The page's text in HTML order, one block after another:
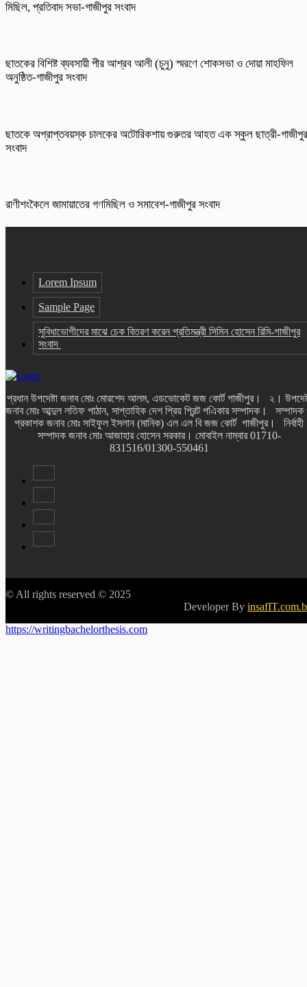
মিছিল, প্রতিবাদ সভা-গাজীপুর সংবাদ
ছাতকের বিশিষ্ট ব্যবসায়ী পীর আশ্রব আলী (চুনু) স্মরণে শোকসভা ও দোয়া মাহফিল
অনুষ্ঠিত-গাজীপুর সংবাদ
ছাতকে অপ্রাপ্তবয়স্ক চালকের অটোরিকশায় গুরুতর আহত এক স্কুল ছাত্রী-গাজীপুর
সংবাদ
রাণীশংকৈলে জামায়াতের গণমিছিল ও সমাবেশ-গাজীপুর সংবাদ
Lorem Ipsum
Sample Page
সুবিধাভোগীদের মাঝে চেক বিতরণ করেন প্রতিমন্ত্রী সিমিন হোসেন রিমি-গাজীপুর
সংবাদ
প্রধান উপদেষ্টা জনাব মোঃ মোরশেদ আলম, এডভোকেট জজ কোর্ট গাজীপুর। ২।
জনাব মোঃ আব্দুল লতিফ পাঠান, সাপ্তাহিক দেশ প্রিয় প্রিন্ট পএিকার সম্পাদক।
প্রকাশক জনাব মোঃ সাইফুল ইসলান (মানিক) এল এল বি জজ কোর্ট গাজীপুর। নির্বাহী
সম্পাদক জনাব মোঃ আজাহার হোসেন সরকার। মোবাইল নাম্বার 01710-
831516/01300-550461
© All rights reserved © 2025
Developer By
https://writingbachelorthesis.com